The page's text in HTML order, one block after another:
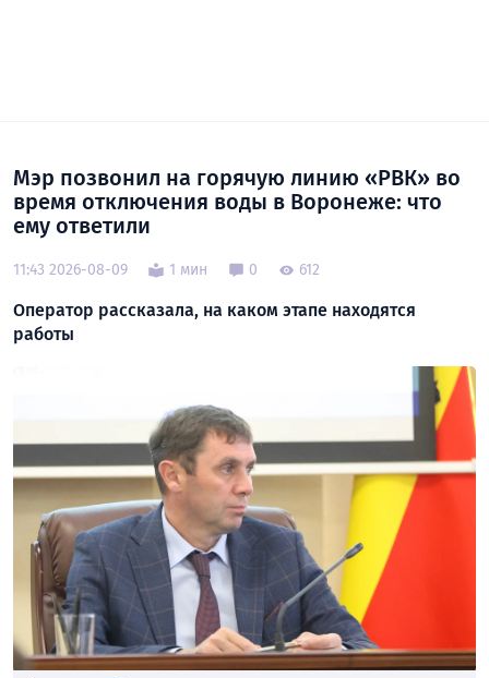
Мэр позвонил на горячую линию «РВК» во
время отключения воды в Воронеже: что
ему ответили
11:43 2026-08-09 1 мин 0 612
Оператор рассказала, на каком этапе находятся
работы